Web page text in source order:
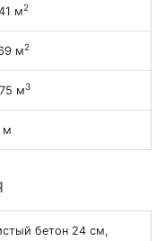
м2
м2
м3
м
бетон 24 см,